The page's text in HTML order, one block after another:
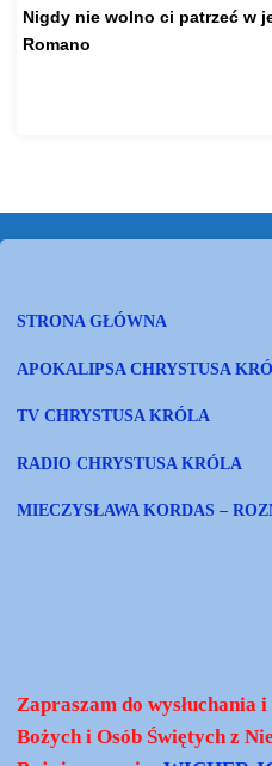
Nigdy nie wolno ci patrzeć w
Romano
STRONA GŁÓWNA
APOKALIPSA CHRYSTUSA
TV CHRYSTUSA KRÓLA
RADIO CHRYSTUSA KRÓLA
MIECZYSŁAWA KORDAS –
Zapraszam do wysłuchania
Bożych i Osób Świętych z